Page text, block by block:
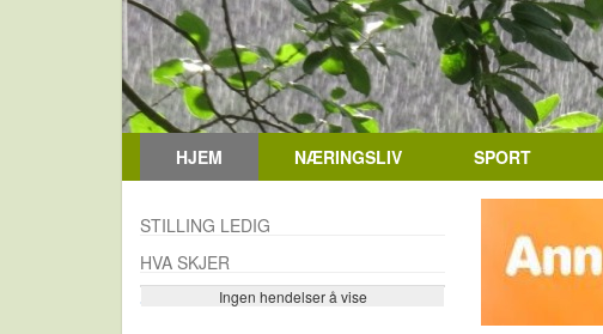
HJEM NÆRINGSLIV SPORT
STILLING LEDIG
HVA SKJER
Ingen hendelser å vise
Se flere…